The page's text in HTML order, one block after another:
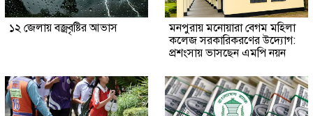
১২ জেলায় বজ্রবৃষ্টির আভাস
মনপুরায় মনোয়ারা বেগম মহিলা
কলেজ সরকারিকরণের উদ্যোগ:
প্রশংসায় ভাসছেন এমপি নয়ন